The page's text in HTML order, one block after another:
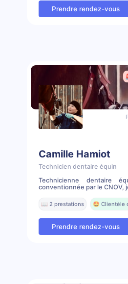
Prendre rendez-vous
Camille Hamiot
Technicien dentaire équin
Technicienne dentaire
conventionnée par le CNOV,
📖 2 prestations 🤩 Clientèle
Prendre rendez-vous